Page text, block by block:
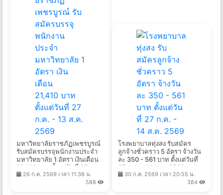
มหาวิทยาลัยราชภัฏเพชรบูรณ์
รับสมัครบรรจุพนักงานประจำ
มหาวิทยาลัย 1 อัตรา เงินเดือน
21,410 บาท ตั้งแต่วันที่ 27 ก.ค.
- 13 ส.ค. 2569
26 ก.ค. 2569 เวลา 11:38 น.
588
โรงพยาบาลทุ่งสง รับสมัคร
ลูกจ้างชั่วคราว 5 อัตรา จ้างวัน
ละ 350 - 561 บาท ตั้งแต่วันที่
27 ก.ค. - 14 ส.ค. 2569
30 ก.ค. 2569 เวลา 20:55 น.
384